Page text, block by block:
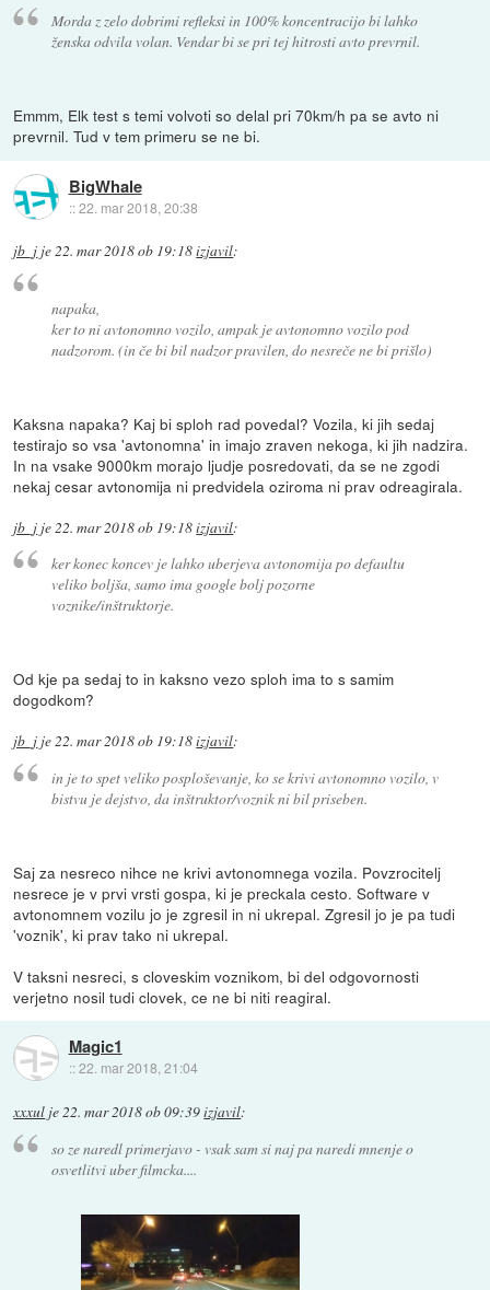
Morda z zelo dobrimi refleksi in 100% koncentracijo bi lahko
ženska odvila volan. Vendar bi se pri tej hitrosti avto prevrnil.
Emmm, Elk test s temi volvoti so delal pri 70km/h pa se avto ni
prevrnil. Tud v tem primeru se ne bi.
BigWhale
::22. mar 2018, 20:38
jb_j je22. mar 2018 ob 19:18izjavil:
napaka,
ker to ni avtonomno vozilo, ampak je avtonomno vozilo pod
nadzorom. (in če bi bil nadzor pravilen, do nesreče ne bi prišlo)
Kaksna napaka? Kaj bi sploh rad povedal? Vozila, ki jih sedaj
testirajo so vsa 'avtonomna' in imajo zraven nekoga, ki jih nadzira.
In na vsake 9000km morajo ljudje posredovati, da se ne zgodi
nekaj cesar avtonomija ni predvidela oziroma ni prav odreagirala.
jb_j je22. mar 2018 ob 19:18izjavil:
ker konec koncev je lahko uberjeva avtonomija po defaultu
veliko boljša, samo ima google bolj pozorne
voznike/inštruktorje.
Od kje pa sedaj to in kaksno vezo sploh ima to s samim
dogodkom?
jb_j je22. mar 2018 ob 19:18izjavil:
in je to spet veliko posploševanje, ko se krivi avtonomno vozilo, v
bistvu je dejstvo, da inštruktor/voznik ni bil priseben.
Saj za nesreco nihce ne krivi avtonomnega vozila. Povzrocitelj
nesrece je v prvi vrsti gospa, ki je preckala cesto. Software v
avtonomnem vozilu jo je zgresil in ni ukrepal. Zgresil jo je pa tudi
'voznik', ki prav tako ni ukrepal.
V taksni nesreci, s cloveskim voznikom, bi del odgovornosti
verjetno nosil tudi clovek, ce ne bi niti reagiral.
Magic1
::22. mar 2018, 21:04
xxxul je22. mar 2018 ob 09:39izjavil:
so ze naredl primerjavo - vsak sam si naj pa naredi mnenje o
osvetlitvi uber filmcka....